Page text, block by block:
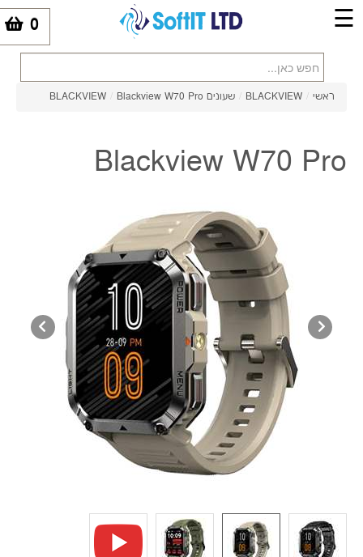
0 ☰
ראשי /
BLACKVIEW
/ שעונים BLACKVIEW / Blackview W70 Pro
Blackview W70 Pro